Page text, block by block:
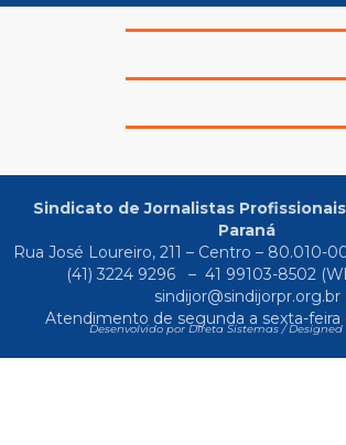
Sindicato de Jornalistas
Paraná
Rua José Loureiro, 211 – Centro – 80.010-
(41) 3224 9296
– 41 99103-8502
sindijor@sindijorpr.org.br
Atendimento de segunda a sexta-feira
Desenvolvido por Direta Sistemas /Designed